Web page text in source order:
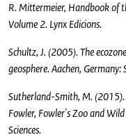
R. Mittermeier, Handbook of
Volume 2. Lynx Edicions.
Schultz, J. (2005). The
geosphere. Aachen, Germany:
Sutherland-Smith, M. (2015).
Fowler, Fowler's Zoo and
Sciences.